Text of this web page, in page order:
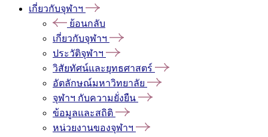
เกี่ยวกับจุฬาฯ
ย้อนกลับ
เกี่ยวกับจุฬาฯ
ประวัติจุฬาฯ
วิสัยทัศน์และยุทธศาสตร์
อัตลักษณ์มหาวิทยาลัย
จุฬาฯ กับความยั่งยืน
ข้อมูลและสถิติ
หน่วยงานของจุฬาฯ